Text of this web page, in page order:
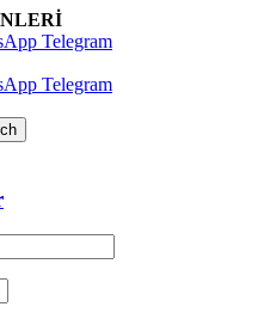
Telegram
Telegram